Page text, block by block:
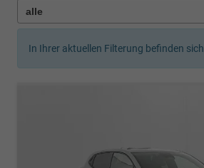
In Ihrer aktuellen Filterung befinden sich